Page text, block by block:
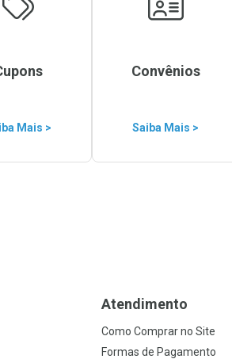
Mais >
Convênios
Saiba Mais >
Atendimento
Como Comprar no Site
Formas de Pagamento